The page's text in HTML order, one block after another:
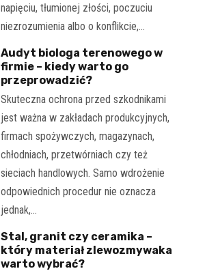
napięciu, tłumionej złości, poczuciu
niezrozumienia albo o konflikcie,…
Audyt biologa terenowego w
firmie – kiedy warto go
przeprowadzić?
Skuteczna ochrona przed szkodnikami
jest ważna w zakładach produkcyjnych,
firmach spożywczych, magazynach,
chłodniach, przetwórniach czy też
sieciach handlowych. Samo wdrożenie
odpowiednich procedur nie oznacza
jednak,…
Stal, granit czy ceramika –
który materiał zlewozmywaka
warto wybrać?